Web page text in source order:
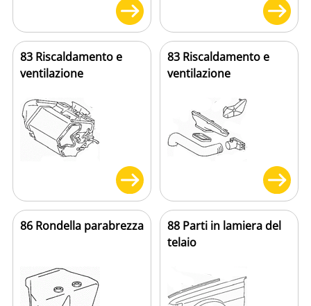
83 Riscaldamento e
ventilazione
83 Riscaldamento e
ventilazione
86 Rondella parabrezza
88 Parti in lamiera del
telaio